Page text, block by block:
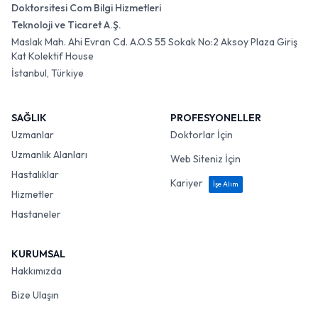
Doktorsitesi Com Bilgi Hizmetleri
Teknoloji ve Ticaret A.Ş.
Maslak Mah. Ahi Evran Cd. A.O.S 55 Sokak No:2 Aksoy Plaza Giriş
Kat Kolektif House
İstanbul, Türkiye
SAĞLIK
Uzmanlar
Uzmanlık Alanları
Hastalıklar
Hizmetler
Hastaneler
PROFESYONELLER
Doktorlar İçin
Web Siteniz İçin
Kariyer
İşe Alım
KURUMSAL
Hakkımızda
Bize Ulaşın